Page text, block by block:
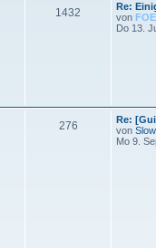
1432
Re:
von FOE
Do 13.
276
Re:
von
Mo 9.